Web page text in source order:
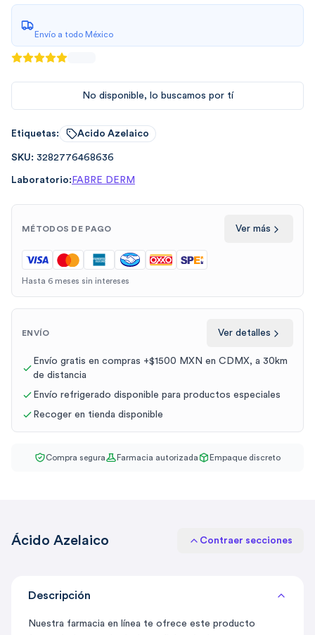
Envío a todo México
No disponible, lo buscamos por tí
Etiquetas: Acido Azelaico
SKU: 3282776468636
Laboratorio: FABRE DERM
MÉTODOS DE PAGO Ver más
Hasta 6 meses sin intereses
ENVÍO Ver detalles
Envío gratis en compras +$1500 MXN en CDMX, a 30km
de distancia
Envío refrigerado disponible para productos especiales
Recoger en tienda disponible
Compra segura Farmacia autorizada Empaque discreto
Ácido Azelaico Contraer secciones
Descripción
Nuestra farmacia en línea te ofrece este producto